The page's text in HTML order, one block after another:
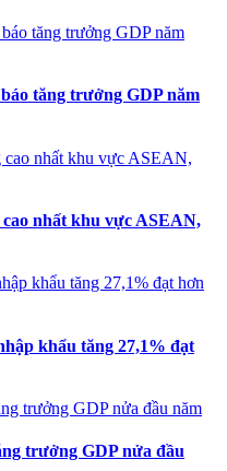
tăng trưởng GDP năm
nhất khu vực ASEAN,
khẩu tăng 27,1% đạt
trưởng GDP nửa đầu